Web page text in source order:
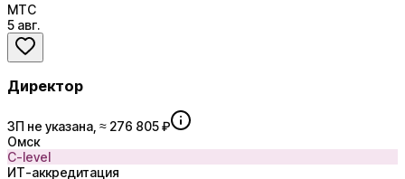
МТС
5 авг.
Директор
ЗП не указана, ≈ 276 805 ₽
Омск
C-level
ИТ-аккредитация